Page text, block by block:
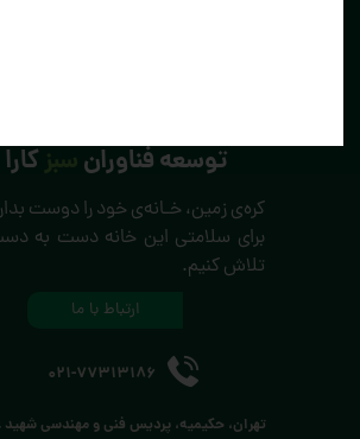
تهران، حکیمیه، پردیس فنی و مهندسی شهید
021-77313186
کره‌ی زمین، خـانه‌ی خود را دوست
برای سلامتی این خانه دست به
تلاش کنیم.
توسعه فناوران کارا
ارتباط با ما